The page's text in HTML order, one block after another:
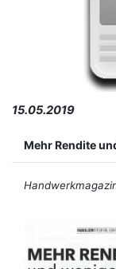
15.05.2019
Mehr Rendite